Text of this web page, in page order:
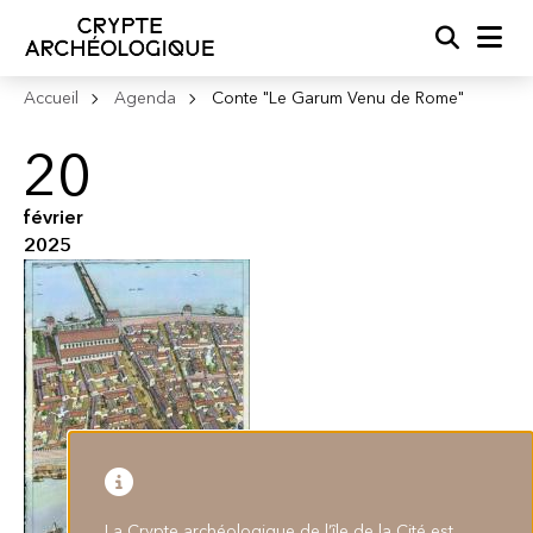
Accueil Agenda Conte "Le Garum Venu de Rome"
20
février
2025